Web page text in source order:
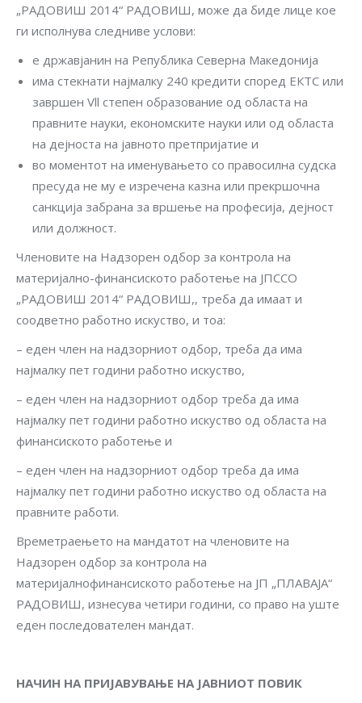
„РАДОВИШ 2014“ РАДОВИШ, може да биде лице кое
ги исполнува следниве услови:
е државјанин на Република Северна Македонија
има стекнати најмалку 240 кредити според ЕКТС или
завршен Vll степен образование од областа на
правните науки, економските науки или од областа
на дејноста на јавното претпријатие и
во моментот на именувањето со правосилна судска
пресуда не му е изречена казна или прекршочна
санкција забрана за вршење на професија, дејност
или должност.
Членовите на Надзорен одбор за контрола на
материјално-финансиското работење на ЈПССО
„РАДОВИШ 2014“ РАДОВИШ,, треба да имаат и
соодветно работно искуство, и тоа:
– еден член на надзорниот одбор, треба да има
најмалку пет години работно искуство,
– еден член на надзорниот одбор треба да има
најмалку пет години работно искуство од областа на
финансиското работење и
– еден член на надзорниот одбор треба да има
најмалку пет години работно искуство од областа на
правните работи.
Времетраењето на мандатот на членовите на
Надзорен одбор за контрола на
материјалнофинансиското работење на ЈП „ПЛАВАЈА“
РАДОВИШ, изнесува четири години, со право на уште
еден последователен мандат.
НАЧИН НА ПРИЈАВУВАЊЕ НА ЈАВНИОТ ПОВИК